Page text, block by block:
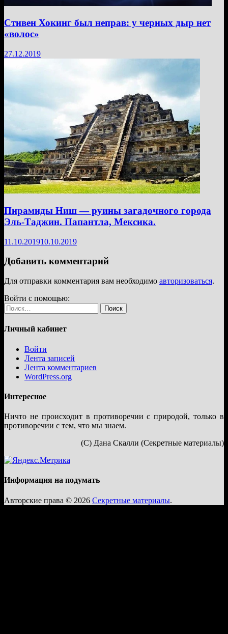
Стивен Хокинг был неправ: у черных дыр нет
«волос»
27.12.2019
Пирамиды Ниш — руины загадочного города
Эль-Таджин. Папантла, Мексика.
11.10.201910.10.2019
Добавить комментарий
Для отправки комментария вам необходимо авторизоваться.
Войти с помощью:
Найти:
Личный кабинет
Войти
Лента записей
Лента комментариев
WordPress.org
Интересное
Ничто не происходит в противоречии с природой, только в
противоречии с тем, что мы знаем.
(С) Дана Скалли (Секретные материалы)
Информация на подумать
Авторские права © 2026 Секретные материалы.